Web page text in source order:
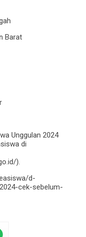
Barat
Unggulan 2024
di
).
d-
cek-sebelum-